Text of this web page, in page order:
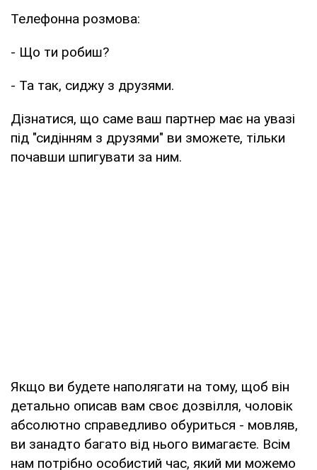
Телефонна розмова:
- Що ти робиш?
- Та так, сиджу з друзями.
Дізнатися, що саме ваш партнер має на увазі
під "сидінням з друзями" ви зможете, тільки
почавши шпигувати за ним.
Якщо ви будете наполягати на тому, щоб він
детально описав вам своє дозвілля, чоловік
абсолютно справедливо обуриться - мовляв,
ви занадто багато від нього вимагаєте. Всім
нам потрібно особистий час, який ми можемо